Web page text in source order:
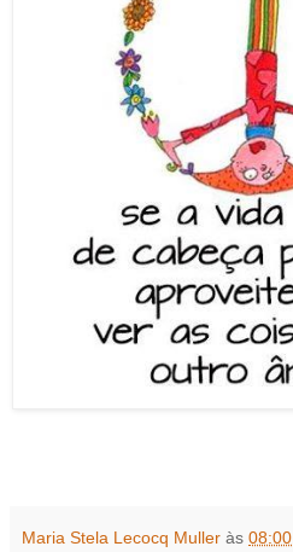
Maria Stela Lecocq Muller às 08:00